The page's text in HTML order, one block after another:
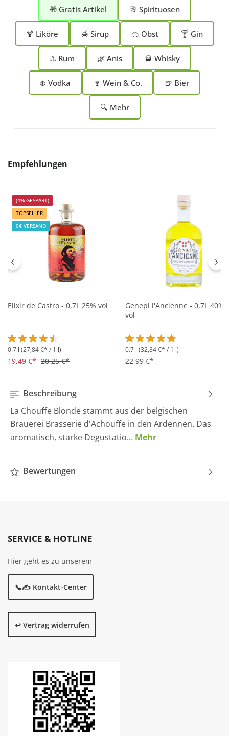
🎁 Gratis Artikel 🥂 Spirituosen
🍹 Liköre 🍯 Sirup 🍊 Obst 🍸 Gin
⚓ Rum 🌿 Anis 🥃 Whisky
❄️ Vodka 🍷 Wein & Co. 🍺 Bier
🔍 Mehr
Produktgalerie überspringen
Empfehlungen
(4% GESPART)
TOPSELLER
0€ VERSAND
Elixir de Castro - 0,7L 25% vol
Durchschnittliche Bewertung von 4.5 von 5 Sternen
0.7 l (27,84 €* / 1 l)
19,49 €* 20,25 €*
Genepi l'Ancienne - 0,7L 40%
vol
Durchschnittliche
0.7 l (32,84 €* / 1 l)
22,99 €*
Beschreibung
La Chouffe Blonde stammt aus der belgischen
Brauerei Brasserie d'Achouffe in den Ardennen. Das
aromatisch, starke Degustatio… Mehr
Bewertungen
SERVICE & HOTLINE
Hier geht es zu unserem
📞✍️ Kontakt-Center
↩️ Vertrag widerrufen